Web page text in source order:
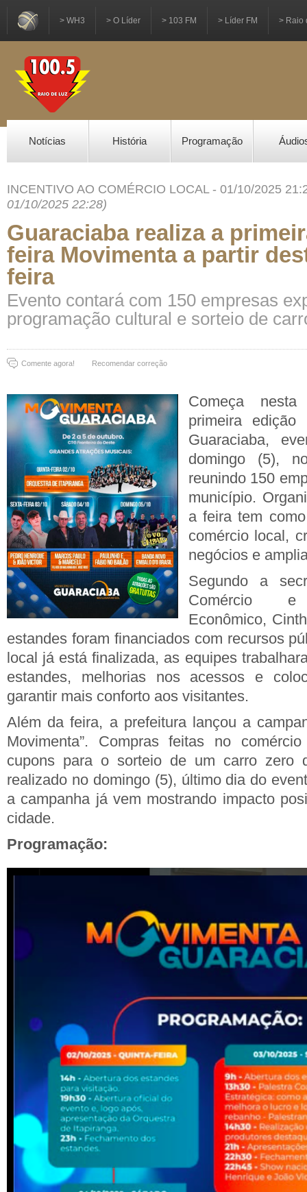
> WH3 > O Líder > 103 FM > Líder FM > Raio
Notícias História Programação
INCENTIVO AO COMÉRCIO LOCAL - 01/10/2025
01/10/2025 22:28)
Guaraciaba realiza a
feira Movimenta a partir
feira
Evento contará com 150 empresas
programação cultural e sorteio de
Comente agora! Recomendar correção
Começa
primeira edição
Guaraciaba,
domingo (5),
reunindo 150
município.
a feira tem
comércio local,
negócios e
Segundo a
Comércio e
Econômico,
estandes foram financiados com recursos
local já está finalizada, as equipes
estandes, melhorias nos acessos e
garantir mais conforto aos visitantes.
Além da feira, a prefeitura lançou a
Movimenta”. Compras feitas no
cupons para o sorteio de um carro zero
realizado no domingo (5), último dia do
a campanha já vem mostrando impacto
cidade.
Programação: